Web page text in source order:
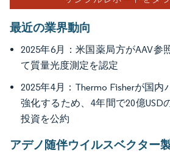
最近の業界動向
2025年6月：米国薬局方がAAV参
て質量光度測定を認定
2025年4月：Thermo Fisherが国
強化するため、4年間で20億USD
投資を公約
アデノ随伴ウイルスベクター